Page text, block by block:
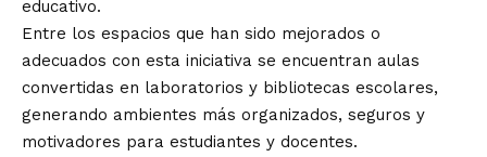
educativo.
Entre los espacios que han sido mejorados o
adecuados con esta iniciativa se encuentran aulas
convertidas en laboratorios y bibliotecas escolares,
generando ambientes más organizados, seguros y
motivadores para estudiantes y docentes.